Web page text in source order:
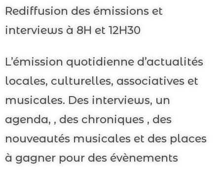
Rediffusion des émissions et
interviews à 8H et 12H30
L’émission quotidienne d’actualités
locales, culturelles, associatives et
musicales. Des interviews, un
agenda, , des chroniques , des
nouveautés musicales et des places
à gagner pour des évènements